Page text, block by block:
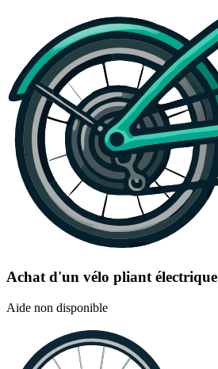
Achat d'un vélo pliant électrique
Aide non disponible